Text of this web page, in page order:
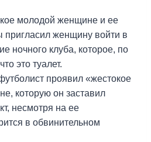
молодой женщине и ее
пригласил женщину войти в
ночного клуба, которое, по
это туалет.
проявил «жестокое
которую он заставил
несмотря на ее
в обвинительном